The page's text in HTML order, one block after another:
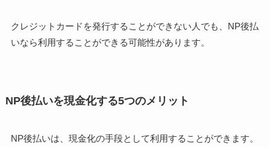
クレジットカードを発行することができない人でも、NP後払
いなら利用することができる可能性があります。
NP後払いを現金化する5つのメリット
NP後払いは、現金化の手段として利用することができます。